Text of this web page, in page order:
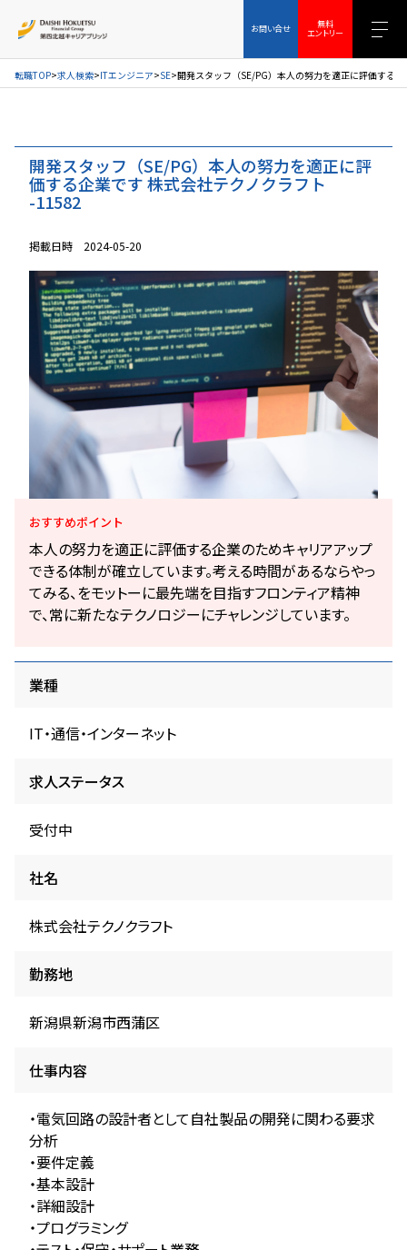
お問い合せ 無料
エントリー
お問い合せ 無料エントリー
転職TOP 求人検索 ITエンジニア SE 開発スタッフ（SE/PG）本人の努力を適正に評価する
開発スタッフ（SE/PG）本人の努力を適正に評
価する企業です 株式会社テクノクラフト
-11582
掲載日時 2024-05-20
おすすめポイント
本人の努力を適正に評価する企業のためキャリアアップ
できる体制が確立しています。考える時間があるならやっ
てみる、をモットーに最先端を目指すフロンティア精神
で、常に新たなテクノロジーにチャレンジしています。
業種
IT・通信・インターネット
求人ステータス
受付中
社名
株式会社テクノクラフト
勤務地
新潟県新潟市西蒲区
仕事内容
・電気回路の設計者として自社製品の開発に関わる要求
分析
・要件定義
・基本設計
・詳細設計
・プログラミング